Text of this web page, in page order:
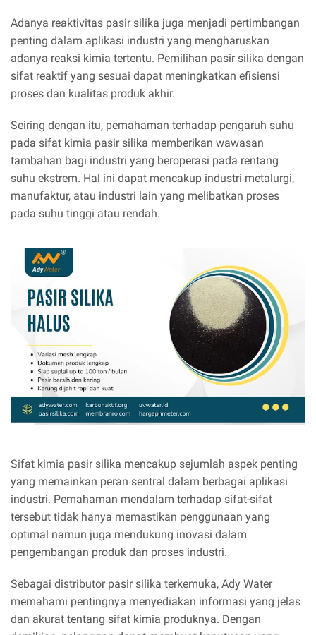
Adanya reaktivitas pasir silika juga menjadi pertimbangan
penting dalam aplikasi industri yang mengharuskan
adanya reaksi kimia tertentu. Pemilihan pasir silika dengan
sifat reaktif yang sesuai dapat meningkatkan efisiensi
proses dan kualitas produk akhir.
Seiring dengan itu, pemahaman terhadap pengaruh suhu
pada sifat kimia pasir silika memberikan wawasan
tambahan bagi industri yang beroperasi pada rentang
suhu ekstrem. Hal ini dapat mencakup industri metalurgi,
manufaktur, atau industri lain yang melibatkan proses
pada suhu tinggi atau rendah.
Sifat kimia pasir silika mencakup sejumlah aspek penting
yang memainkan peran sentral dalam berbagai aplikasi
industri. Pemahaman mendalam terhadap sifat-sifat
tersebut tidak hanya memastikan penggunaan yang
optimal namun juga mendukung inovasi dalam
pengembangan produk dan proses industri.
Sebagai distributor pasir silika terkemuka, Ady Water
memahami pentingnya menyediakan informasi yang jelas
dan akurat tentang sifat kimia produknya. Dengan